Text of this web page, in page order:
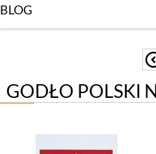
BLOG
GODŁO POLSKI